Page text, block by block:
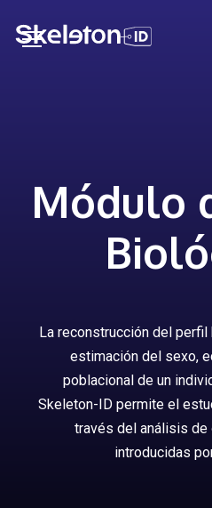
Módulo
La reconstrucción del
estimación del sexo,
poblacional de un
Skeleton-ID permite el
través del análisis de
introducidas